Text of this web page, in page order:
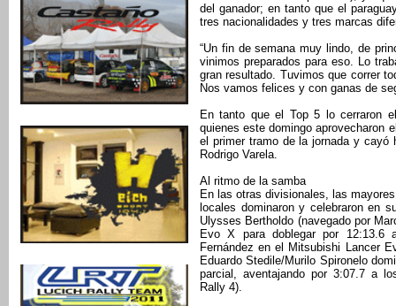
del ganador; en tanto que el
tres nacionalidades y tres marcas
“Un fin de semana muy lindo, de
vinimos preparados para eso. Lo
gran resultado. Tuvimos que correr
Nos vamos felices y con ganas de
En tanto que el Top 5 lo cerraron
quienes este domingo aprovecharon
el primer tramo de la jornada y cayó
Rodrigo Varela.
Al ritmo de la samba
En las otras divisionales, las
locales dominaron y celebraron en
Ulysses Bertholdo (navegado por
Evo X para doblegar por 12:13.6
Fernández en el Mitsubishi Lancer
Eduardo Stedile/Murilo Spironelo
parcial, aventajando por 3:07.7 a
Rally 4).